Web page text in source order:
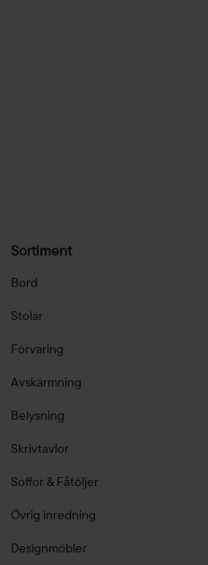
Sortiment
Bord
Stolar
Förvaring
Avskärmning
Belysning
Skrivtavlor
Soffor & Fåtöljer
Övrig inredning
Designmöbler